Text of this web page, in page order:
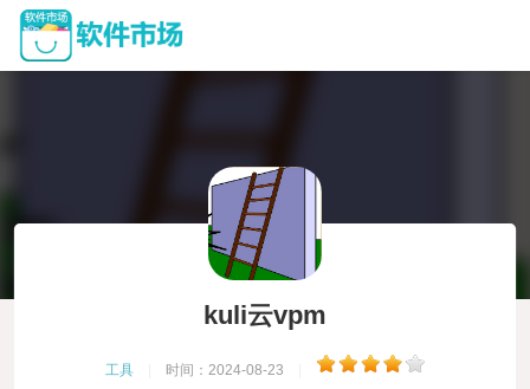
kuli云vpm
工具 时间：2024-08-23